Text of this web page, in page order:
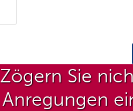
Zögern Sie
Anregungen